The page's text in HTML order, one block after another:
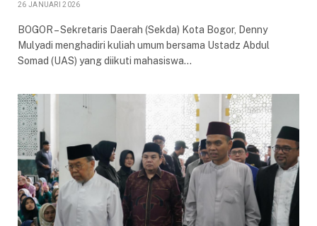
26 JANUARI 2026
BOGOR – Sekretaris Daerah (Sekda) Kota Bogor, Denny
Mulyadi menghadiri kuliah umum bersama Ustadz Abdul
Somad (UAS) yang diikuti mahasiswa…